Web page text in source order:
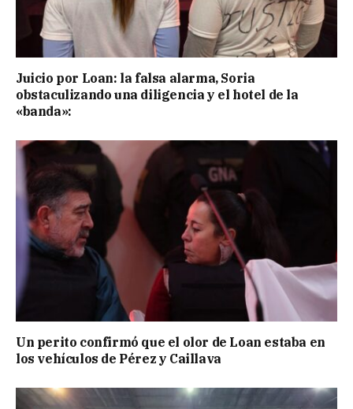
Juicio por Loan: la falsa alarma, Soria
obstaculizando una diligencia y el hotel de la
«banda»:
Un perito confirmó que el olor de Loan estaba en
los vehículos de Pérez y Caillava